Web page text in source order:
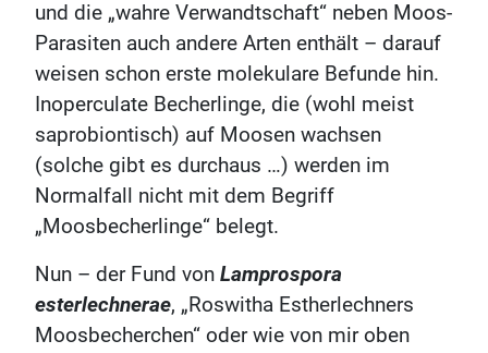
und die „wahre Verwandtschaft“ neben Moos-
Parasiten auch andere Arten enthält – darauf
weisen schon erste molekulare Befunde hin.
Inoperculate Becherlinge, die (wohl meist
saprobiontisch) auf Moosen wachsen
(solche gibt es durchaus …) werden im
Normalfall nicht mit dem Begriff
„Moosbecherlinge“ belegt.
Nun – der Fund von Lamprospora
esterlechnerae, „Roswitha Estherlechners
Moosbecherchen“ oder wie von mir oben